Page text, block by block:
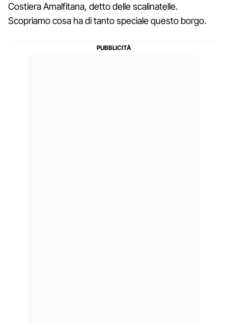
Costiera Amalfitana, detto delle scalinatelle.
Scopriamo cosa ha di tanto speciale questo borgo.